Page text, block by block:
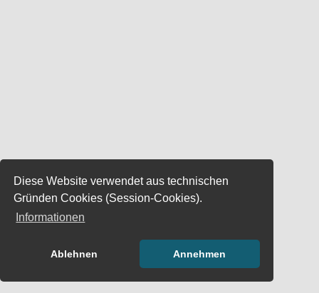
Diese Website verwendet aus technischen
Gründen Cookies (Session-Cookies).
Informationen
Ablehnen Annehmen